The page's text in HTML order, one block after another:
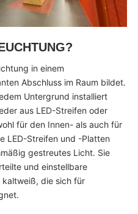
in einem
Abschluss im Raum bildet.
Untergrund installiert
aus LED-Streifen oder
für den Innen- als auch für
LED-Streifen und -Platten
gestreutes Licht. Sie
und einstellbare
die sich für